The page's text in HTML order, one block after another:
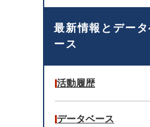
最新情報とデータ
ース
活動履歴
データベース